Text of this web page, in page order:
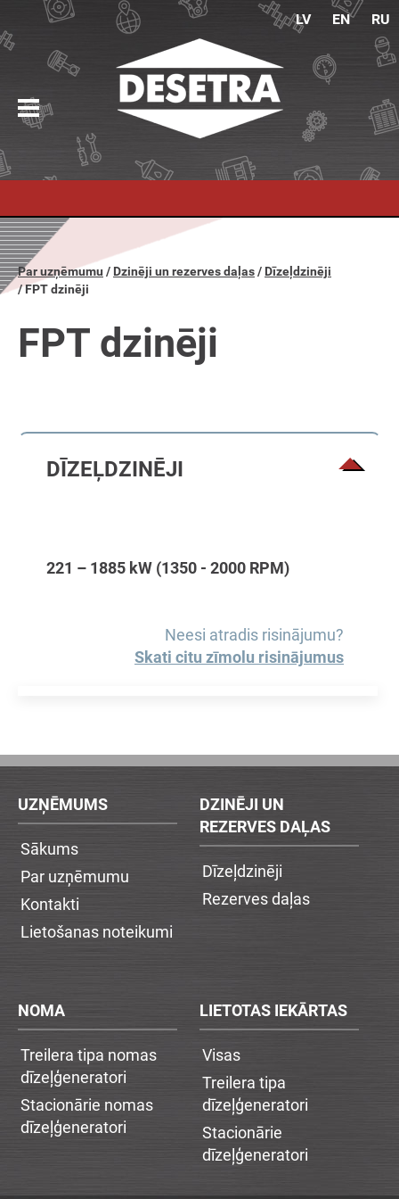
LV EN RU
Par uzņēmumu Dzinēji un rezerves daļas
Dīzeļdzinēji
FPT dzinēji
FPT dzinēji
DĪZEĻDZINĒJI
221 – 1885 kW (1350 - 2000 RPM)
Neesi atradis risinājumu?
Skati citu zīmolu risinājumus
UZŅĒMUMS
Sākums
Par uzņēmumu
Kontakti
Lietošanas noteikumi
DZINĒJI UN
REZERVES DAĻAS
Dīzeļdzinēji
Rezerves daļas
NOMA
Treilera tipa nomas
dīzeļģeneratori
Stacionārie nomas
dīzeļģeneratori
LIETOTAS IEKĀRTAS
Visas
Treilera tipa
dīzeļģeneratori
Stacionārie
dīzeļģeneratori